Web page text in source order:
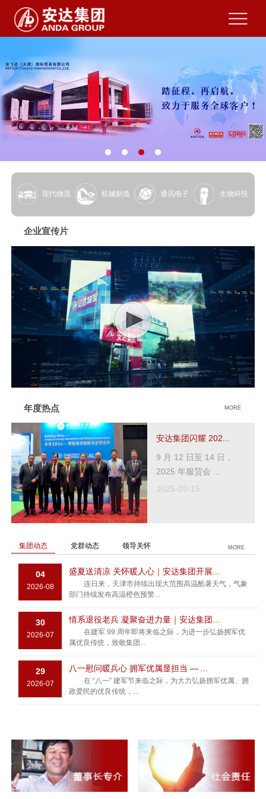
现代物流 机械制造 通讯电子 生物科技
企业宣传片
年度热点 MORE
安达集团闪耀 202...
9 月 12 日至 14 日，
2025 年服贸会 ...
2025-09-15
集团动态 党群动态 领导关怀 MORE
04
2026-08
盛夏送清凉 关怀暖人心｜安达集团开展...
连日来，天津市持续出现大范围高温酷暑天气，气象
部门持续发布高温橙色预警...
30
2026-07
情系退役老兵 凝聚奋进力量｜安达集团...
在建军 99 周年即将来临之际，为进一步弘扬拥军优
属优良传统，致敬集团...
29
2026-07
八一慰问暖兵心 拥军优属显担当 — ...
在 “八一” 建军节来临之际，为大力弘扬拥军优属、拥
政爱民的优良传统，...